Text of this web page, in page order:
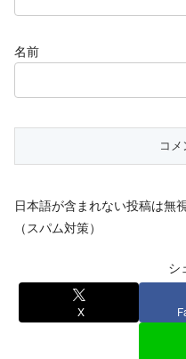
名前
日本語が含まれない投稿は無
（スパム対策）
シ
X